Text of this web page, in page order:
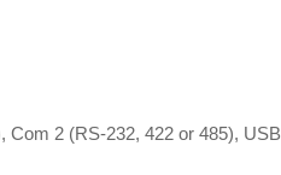
Com 2 (RS-232, 422 or 485), USB